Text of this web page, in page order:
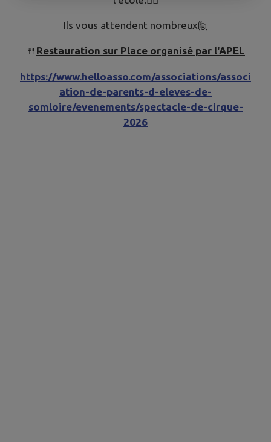
Ils vous attendent nombreux🙋
🍴 Restauration sur Place organisé par l'APEL
https://www.helloasso.com/associations/associ
ation-de-parents-d-eleves-de-
somloire/evenements/spectacle-de-cirque-
2026